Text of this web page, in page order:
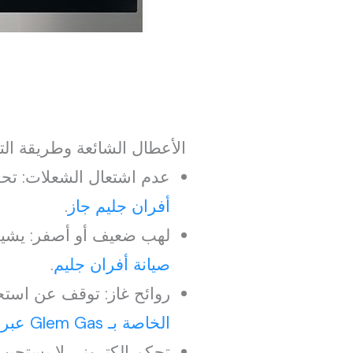
الأعطال الشائعة وطريقة
عدم اشتعال الشعلات:
أفران جليم جاز .
لهب ضعيف أو أصفر: يشير
صيانة أفران جليم.
روائح غاز: توقف عن
الخاصة بـ Glem Gas عبر الموقع الرسمي